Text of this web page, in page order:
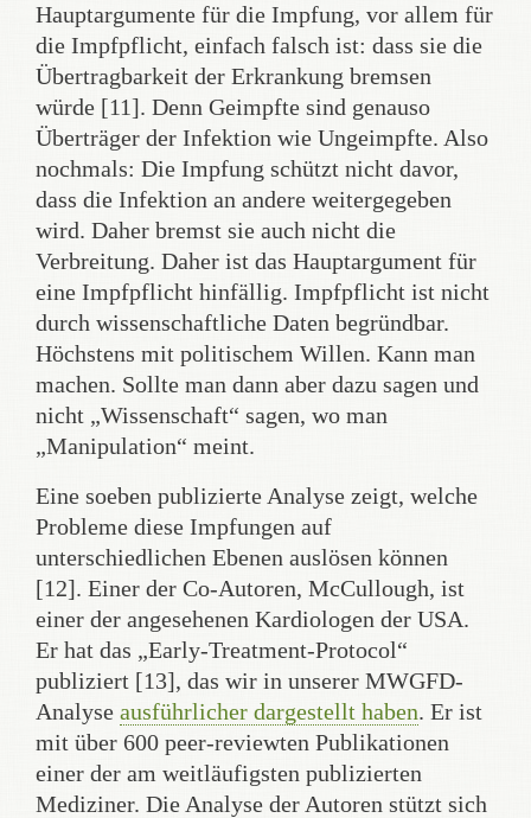
Hauptargumente für die Impfung, vor allem für
die Impfpflicht, einfach falsch ist: dass sie die
Übertragbarkeit der Erkrankung bremsen
würde [11]. Denn Geimpfte sind genauso
Überträger der Infektion wie Ungeimpfte. Also
nochmals: Die Impfung schützt nicht davor,
dass die Infektion an andere weitergegeben
wird. Daher bremst sie auch nicht die
Verbreitung. Daher ist das Hauptargument für
eine Impfpflicht hinfällig. Impfpflicht ist nicht
durch wissenschaftliche Daten begründbar.
Höchstens mit politischem Willen. Kann man
machen. Sollte man dann aber dazu sagen und
nicht „Wissenschaft“ sagen, wo man
„Manipulation“ meint.
Eine soeben publizierte Analyse zeigt, welche
Probleme diese Impfungen auf
unterschiedlichen Ebenen auslösen können
[12]. Einer der Co-Autoren, McCullough, ist
einer der angesehenen Kardiologen der USA.
Er hat das „Early-Treatment-Protocol“
publiziert [13], das wir in unserer MWGFD-
Analyse ausführlicher dargestellt haben. Er ist
mit über 600 peer-reviewten Publikationen
einer der am weitläufigsten publizierten
Mediziner. Die Analyse der Autoren stützt sich